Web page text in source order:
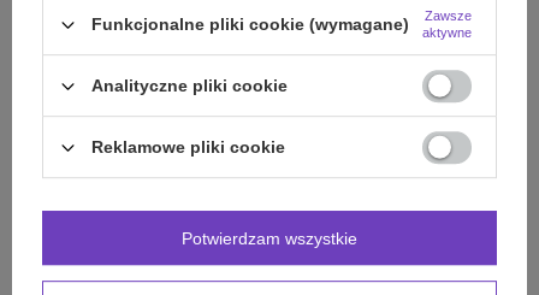
Potrzebujesz pomocy? Masz pytania?
Zadaj pytanie a my odpowiemy niezwłocznie,
dla innych.
Zadaj pytanie
INNE PRODUKTY
PRODUCENTA:
Funkcjonalne pliki cookie (wymagane)
Zawsze
aktywne
Analityczne pliki cookie
Reklamowe pliki cookie
Potwierdzam wszystkie